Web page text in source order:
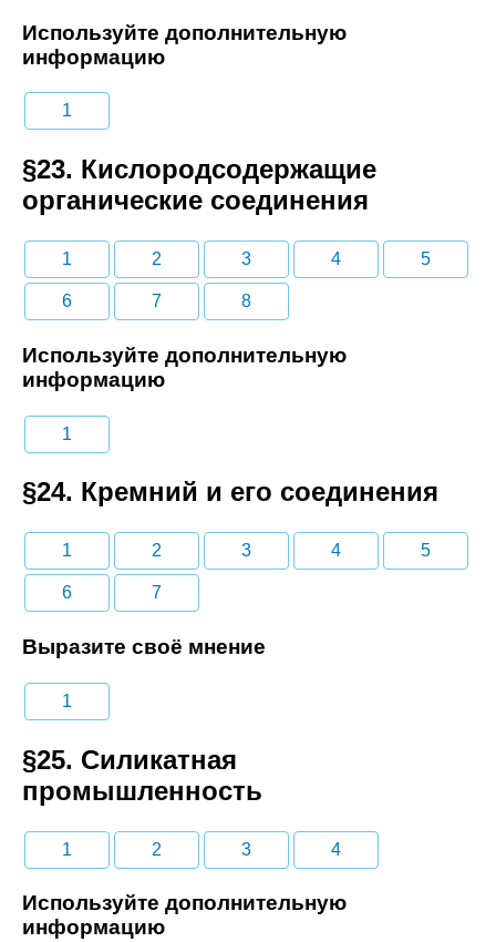
Используйте дополнительную
информацию
1
§23. Кислородсодержащие
органические соединения
1 2 3 4 5
6 7 8
Используйте дополнительную
информацию
1
§24. Кремний и его соединения
1 2 3 4 5
6 7
Выразите своё мнение
1
§25. Силикатная
промышленность
1 2 3 4
Используйте дополнительную
информацию